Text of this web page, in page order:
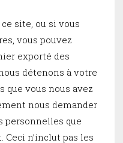
site, ou si vous
vous pouvez
exporté des
détenons à votre
que vous nous avez
nous demander
personnelles que
n’inclut pas les